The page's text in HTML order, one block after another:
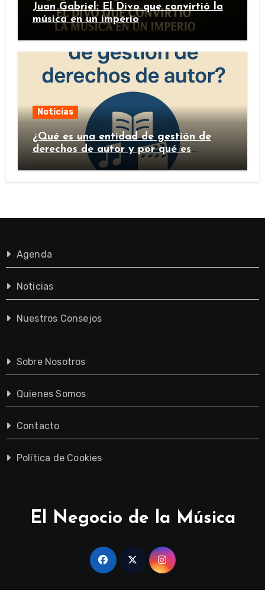
Juan Gabriel: El Divo que convirtió la
música en un imperio
Noticias
¿Qué es una entidad de gestión de
derechos de autor y por qué es
importante?
Agenda
Noticias
Nuestros Consejos
Sobre Nosotros
Quienes Somos
Contacto
Política de Cookies
El Negocio de la Música